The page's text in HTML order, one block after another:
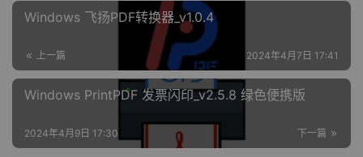
Windows 飞扬PDF转换器_v1.0.4
上一篇 2024年4月7日 17:41
Windows PrintPDF 发票闪印_v2.5.8 绿色便携版
下一篇
2024年4月9日 17:30